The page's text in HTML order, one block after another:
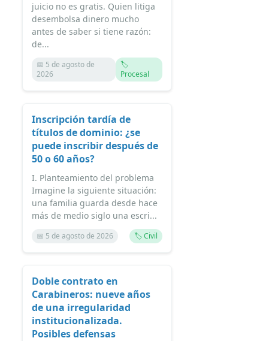
juicio no es gratis. Quien litiga
desembolsa dinero mucho
antes de saber si tiene razón:
de...
📅 5 de agosto de
2026
🏷️
Procesal
Inscripción tardía de
títulos de dominio: ¿se
puede inscribir después de
50 o 60 años?
I. Planteamiento del problema
Imagine la siguiente situación:
una familia guarda desde hace
más de medio siglo una escri...
📅 5 de agosto de 2026 🏷️ Civil
Doble contrato en
Carabineros: nueve años
de una irregularidad
institucionalizada.
Posibles defensas